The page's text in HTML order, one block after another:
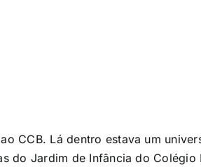
CCB. Lá dentro estava um
do Jardim de Infância do